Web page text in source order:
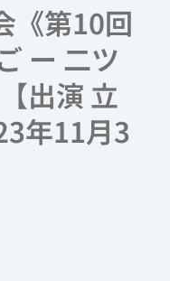
《第10回
ー 二ツ
出演 立
年11月3